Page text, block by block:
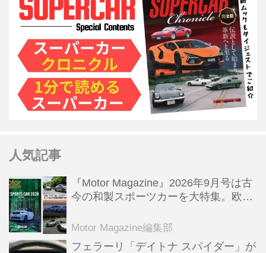
人気記事
『Motor Magazine』2026年9月号は古
今の和製スポーツカーを大特集。欧州
Motor Magazine編集部
フェラーリ「デイトナ スパイダー」が